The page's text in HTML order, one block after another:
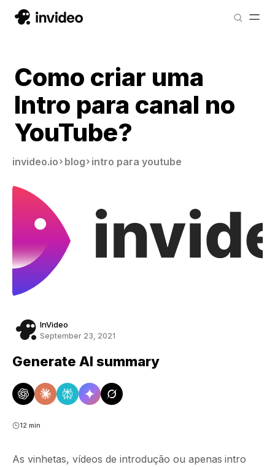
Como criar uma
Intro para canal no
YouTube?
invideo.io blog intro para youtube
InVideo
September 23, 2021
Generate AI summary
12 min
As vinhetas, vídeos de introdução ou apenas intro